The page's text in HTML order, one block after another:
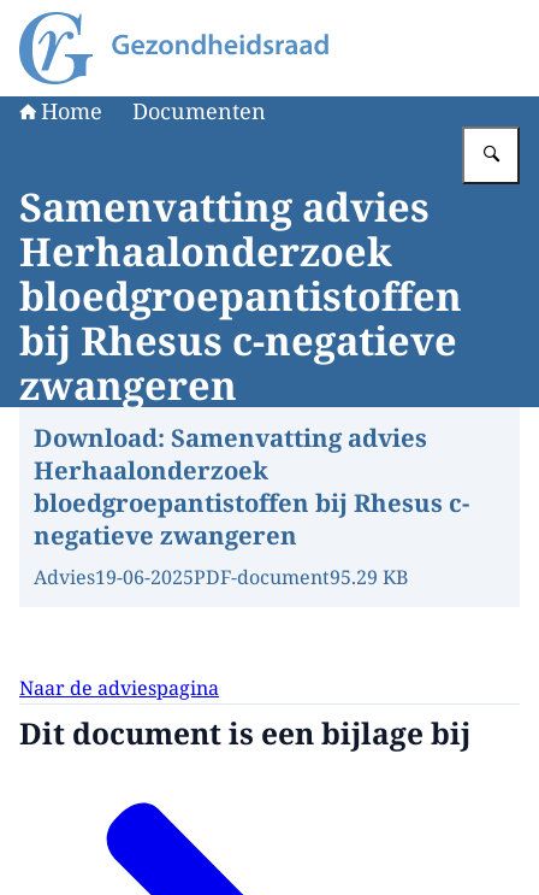
Naar de homepage van Gezondheidsraad
Home Documenten
Samenvatting advies
Herhaalonderzoek
bloedgroepantistoffen
bij Rhesus c-negatieve
zwangeren
Download: Samenvatting advies
Herhaalonderzoek
bloedgroepantistoffen bij Rhesus c-
negatieve zwangeren
Advies19-06-2025PDF-document95.29 KB
Naar de adviespagina
Dit document is een bijlage bij